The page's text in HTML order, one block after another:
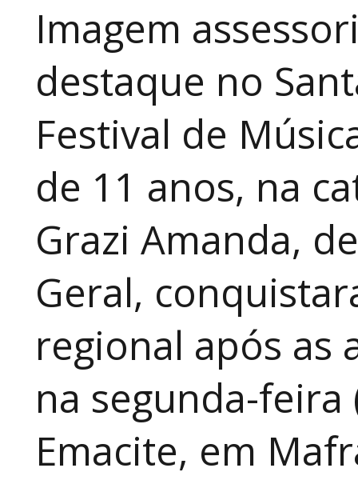
Imagem
destaque no
Festival de
de 11 anos, na
Grazi Amanda,
Geral,
regional após as
na segunda-feira
Emacite, em